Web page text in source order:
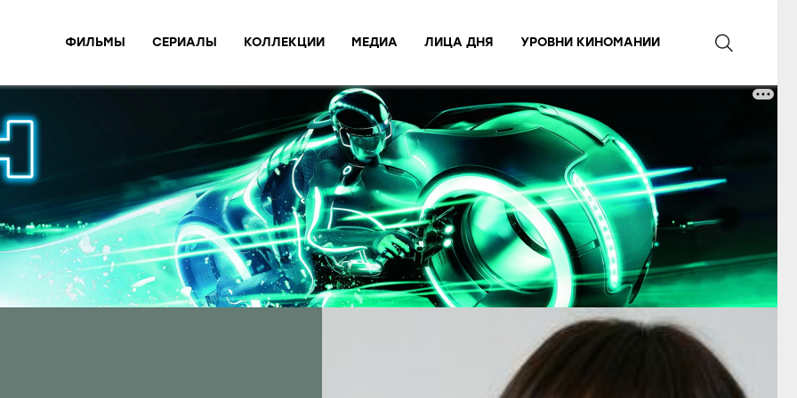
ФИЛЬМЫ СЕРИАЛЫ КОЛЛЕКЦИИ МЕДИА ЛИЦА ДНЯ УРОВНИ КИНОМАНИИ